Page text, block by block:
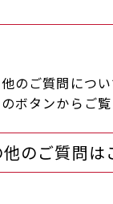
のご質問につい
ボタンからご
のご質問は